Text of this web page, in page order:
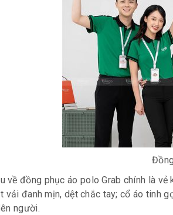
về đồng phục áo polo Grab chính là
vải đanh mịn, dệt chắc tay; cổ áo tinh
người.